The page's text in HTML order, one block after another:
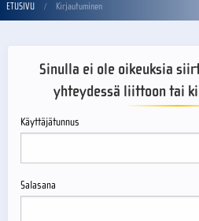
ETUSIVU Kirjautuminen
Sinulla ei ole oikeuksia
yhteydessä liittoon tai
Käyttäjätunnus
Salasana